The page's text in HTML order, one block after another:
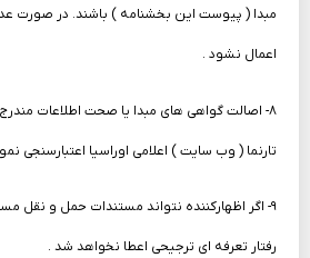
مبدا ( پیوست این بخشنامه ) باشند. در صورت
اعمال نشود .
۸- اصالت گواهی های مبدا یا صحت اطلاعات
تارنما ( وب سایت ) اعلامی اوراسیا اعتبارسنجی
۹- اگر اظهارکننده نتواند مستندات حمل و نقل
رفتار تعرفه ای ترجیحی اعطا نخواهد شد .